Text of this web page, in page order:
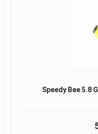
Speedy Bee 5.8